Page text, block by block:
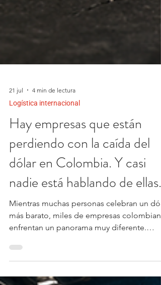
21 jul 4 min de lectura
Hay empresas que están
perdiendo con la caída del
dólar en Colombia. Y casi
nadie está hablando de ellas.
enfrentan un panorama muy diferente.